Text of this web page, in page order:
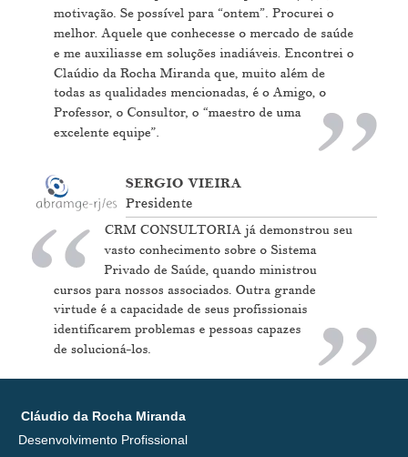
Cláudio da Rocha Miranda
Desenvolvimento Profissional